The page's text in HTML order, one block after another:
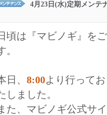
4月23日(水)定期メンテ
頃は『マビノギ』を
。
日、 8:00より行って
しました。
た、マビノギ公式サ